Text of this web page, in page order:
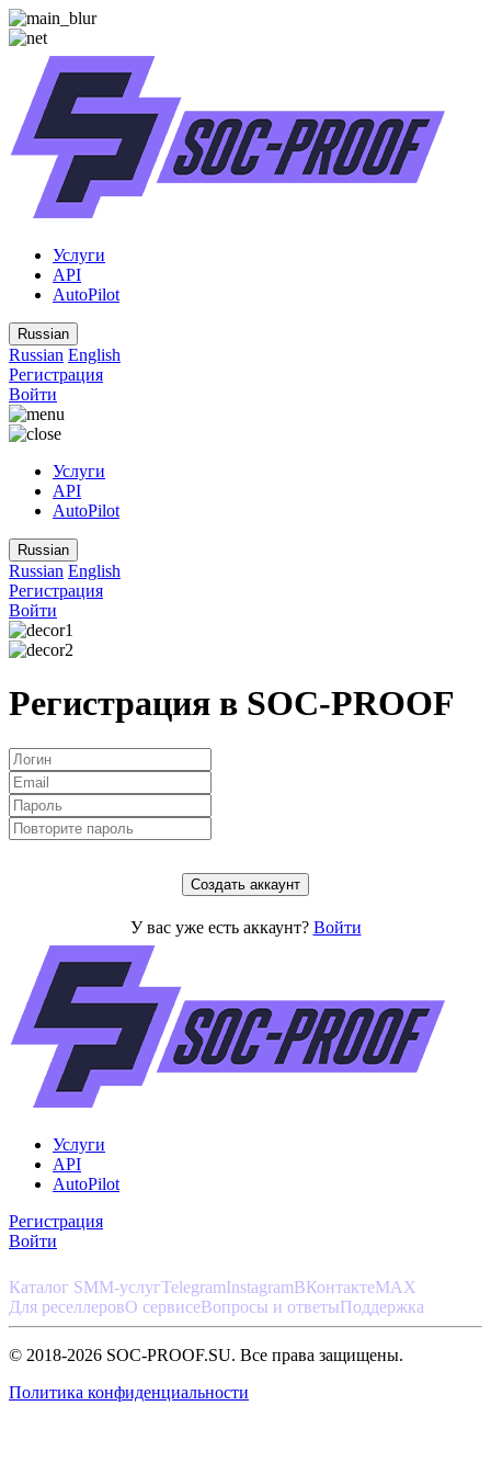
Услуги
API
AutoPilot
Russian
Russian English
Регистрация
Войти
Услуги
API
AutoPilot
Russian
Russian English
Регистрация
Войти
Регистрация в SOC-PROOF
Создать аккаунт
У вас уже есть аккаунт? Войти
Услуги
API
AutoPilot
Регистрация
Войти
Каталог SMM-услугTelegramInstagramВКонтактеMAX
Для реселлеровО сервисеВопросы и ответыПоддержка
© 2018-2026 SOC-PROOF.SU. Все права защищены.
Политика конфиденциальности